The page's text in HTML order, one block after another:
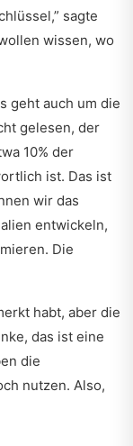
sagte
wissen, wo
geht auch um die
gelesen, der
10% der
ist. Das ist
wir das
entwickeln,
Die
habt, aber die
das ist eine
die
nutzen. Also,